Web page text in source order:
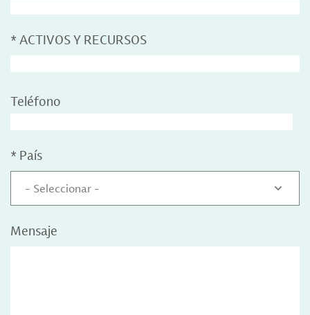
* ACTIVOS Y RECURSOS
Teléfono
* País
- Seleccionar -
Mensaje